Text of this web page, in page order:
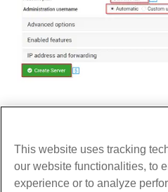
This website uses tracking
our website functionalities, to
experience or to analyze